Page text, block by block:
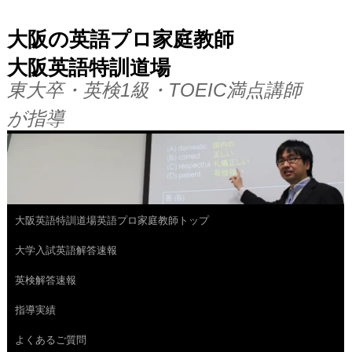
大阪の英語プロ家庭教師
大阪英語特訓道場
東大卒・英検1級・TOEIC満点講師
が指導
コ
ン
テ
ン
ツ
大阪英語特訓道場英語プロ家庭教師トップ
大学入試英語解答速報
英検解答速報
指導実績
よくあるご質問